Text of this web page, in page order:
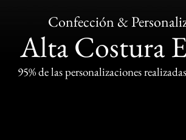
Confección &
Alta Costura
95% de las personalizaciones